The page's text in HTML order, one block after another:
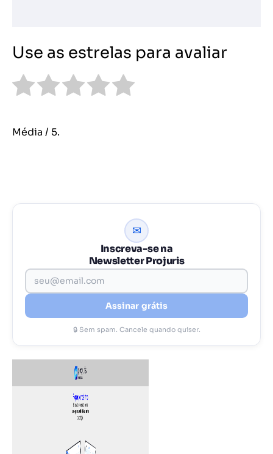
Use as estrelas para avaliar
Média / 5.
✉
Inscreva-se na
Newsletter Projuris
Assinar grátis
🔒 Sem spam. Cancele quando quiser.